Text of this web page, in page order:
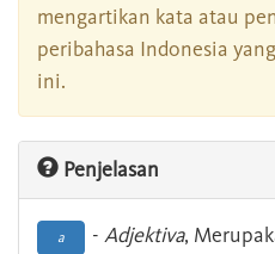
mengartikan kata atau
peribahasa Indonesia
ini.
Penjelasan
a - Adjektiva,